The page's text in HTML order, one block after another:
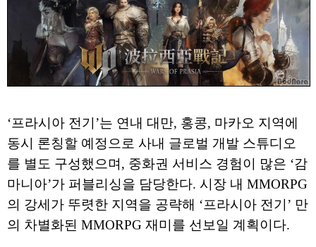
‘프라시아 전기’는 연내 대만, 홍콩, 마카오 지역에
동시 론칭할 예정으로 사내 글로벌 개발 스튜디오
를 별도 구성했으며, 중화권 서비스 경험이 많은 ‘감
마니아’가 퍼블리싱을 담당한다. 시장 내 MMORPG
의 강세가 뚜렷한 지역을 공략해 ‘프라시아 전기’ 만
의 차별화된 MMORPG 재미를 선보일 계획이다.